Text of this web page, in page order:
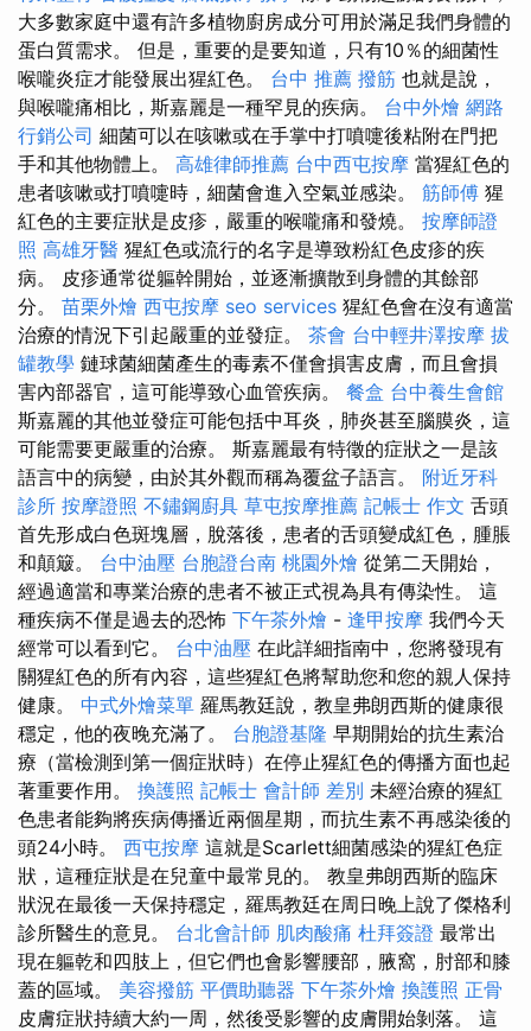
大多數家庭中還有許多植物廚房成分可用於滿足我們身體的
蛋白質需求。 但是，重要的是要知道，只有10％的細菌性
喉嚨炎症才能發展出猩紅色。 台中 推薦 撥筋 也就是說，
與喉嚨痛相比，斯嘉麗是一種罕見的疾病。 台中外燴 網路
行銷公司 細菌可以在咳嗽或在手掌中打噴嚏後粘附在門把
手和其他物體上。 高雄律師推薦 台中西屯按摩 當猩紅色的
患者咳嗽或打噴嚏時，細菌會進入空氣並感染。 筋師傅 猩
紅色的主要症狀是皮疹，嚴重的喉嚨痛和發燒。 按摩師證
照 高雄牙醫 猩紅色或流行的名字是導致粉紅色皮疹的疾
病。 皮疹通常從軀幹開始，並逐漸擴散到身體的其餘部
分。 苗栗外燴 西屯按摩 seo services 猩紅色會在沒有適當
治療的情況下引起嚴重的並發症。 茶會 台中輕井澤按摩 拔
罐教學 鏈球菌細菌產生的毒素不僅會損害皮膚，而且會損
害內部器官，這可能導致心血管疾病。 餐盒 台中養生會館
斯嘉麗的其他並發症可能包括中耳炎，肺炎甚至腦膜炎，這
可能需要更嚴重的治療。 斯嘉麗最有特徵的症狀之一是該
語言中的病變，由於其外觀而稱為覆盆子語言。 附近牙科
診所 按摩證照 不鏽鋼廚具 草屯按摩推薦 記帳士 作文 舌頭
首先形成白色斑塊層，脫落後，患者的舌頭變成紅色，腫脹
和顛簸。 台中油壓 台胞證台南 桃園外燴 從第二天開始，
經過適當和專業治療的患者不被正式視為具有傳染性。 這
種疾病不僅是過去的恐怖 下午茶外燴 - 逢甲按摩 我們今天
經常可以看到它。 台中油壓 在此詳細指南中，您將發現有
關猩紅色的所有內容，這些猩紅色將幫助您和您的親人保持
健康。 中式外燴菜單 羅馬教廷說，教皇弗朗西斯的健康很
穩定，他的夜晚充滿了。 台胞證基隆 早期開始的抗生素治
療（當檢測到第一個症狀時）在停止猩紅色的傳播方面也起
著重要作用。 換護照 記帳士 會計師 差別 未經治療的猩紅
色患者能夠將疾病傳播近兩個星期，而抗生素不再感染後的
頭24小時。 西屯按摩 這就是Scarlett細菌感染的猩紅色症
狀，這種症狀是在兒童中最常見的。 教皇弗朗西斯的臨床
狀況在最後一天保持穩定，羅馬教廷在周日晚上說了傑格利
診所醫生的意見。 台北會計師 肌肉酸痛 杜拜簽證 最常出
現在軀乾和四肢上，但它們也會影響腰部，腋窩，肘部和膝
蓋的區域。 美容撥筋 平價助聽器 下午茶外燴 換護照 正骨
皮膚症狀持續大約一周，然後受影響的皮膚開始剝落。 這